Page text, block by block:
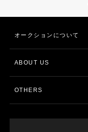
オークションについて
ABOUT US
OTHERS